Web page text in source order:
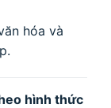
hóa và
hình thức